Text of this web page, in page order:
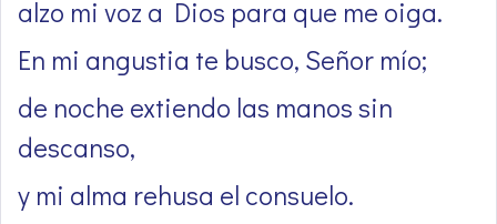
alzo mi voz a Dios para que me oiga.
En mi angustia te busco, Señor mío;
de noche extiendo las manos sin
descanso,
y mi alma rehusa el consuelo.